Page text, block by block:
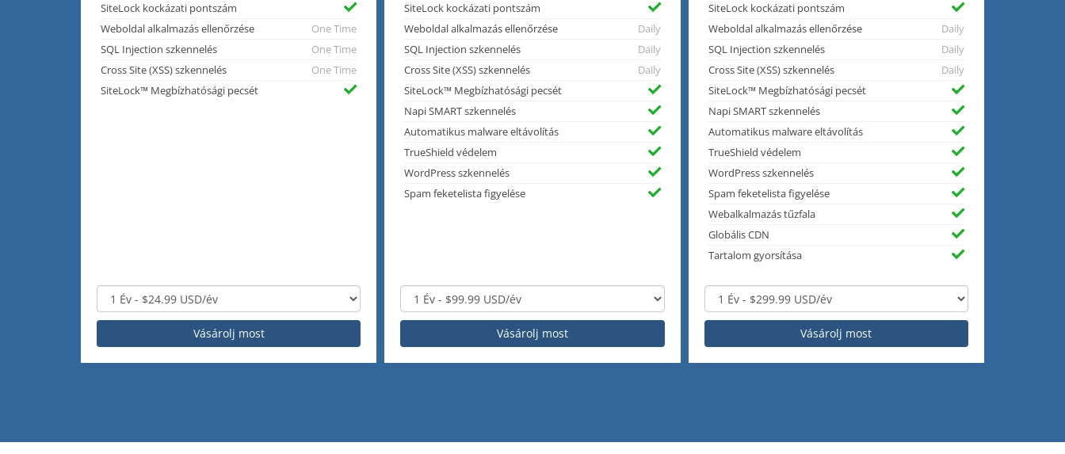
SiteLock kockázati pontszám
Weboldal alkalmazás ellenőrzése
One Time
SQL Injection szkennelés
One Time
Cross Site (XSS) szkennelés
One Time
SiteLock™ Megbízhatósági pecsét
Vásárolj most
SiteLock kockázati pontszám
Weboldal alkalmazás ellenőrzése
Daily
SQL Injection szkennelés
Daily
Cross Site (XSS) szkennelés
Daily
SiteLock™ Megbízhatósági pecsét
Napi SMART szkennelés
Automatikus malware eltávolítás
TrueShield védelem
WordPress szkennelés
Spam feketelista figyelése
Vásárolj most
SiteLock kockázati pontszám
Weboldal alkalmazás ellenőrzése
Daily
SQL Injection szkennelés
Daily
Cross Site (XSS) szkennelés
Daily
SiteLock™ Megbízhatósági pecsét
Napi SMART szkennelés
Automatikus malware eltávolítás
TrueShield védelem
WordPress szkennelés
Spam feketelista figyelése
Webalkalmazás tűzfala
Globális CDN
Tartalom gyorsítása
Vásárolj most